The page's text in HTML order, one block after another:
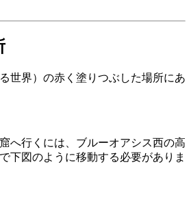
世界）の赤く塗りつぶした場所にあ
へ行くには、ブルーオアシス西の高
下図のように移動する必要がありま